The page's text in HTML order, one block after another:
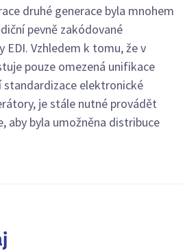
druhé generace byla mnohem
pevně zakódované
Vzhledem k tomu, že v
pouze omezená unifikace
standardizace elektronické
je stále nutné provádět
aby byla umožněna distribuce